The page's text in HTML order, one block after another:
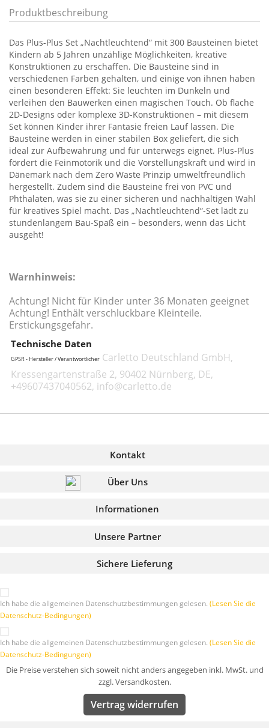
Produktbeschreibung
Das Plus-Plus Set „Nachtleuchtend“ mit 300 Bausteinen bietet
Kindern ab 5 Jahren unzählige Möglichkeiten, kreative
Konstruktionen zu erschaffen. Die Bausteine sind in
verschiedenen Farben gehalten, und einige von ihnen haben
einen besonderen Effekt: Sie leuchten im Dunkeln und
verleihen den Bauwerken einen magischen Touch. Ob flache
2D-Designs oder komplexe 3D-Konstruktionen – mit diesem
Set können Kinder ihrer Fantasie freien Lauf lassen. Die
Bausteine werden in einer stabilen Box geliefert, die sich
ideal zur Aufbewahrung und für unterwegs eignet. Plus-Plus
fördert die Feinmotorik und die Vorstellungskraft und wird in
Dänemark nach dem Zero Waste Prinzip umweltfreundlich
hergestellt. Zudem sind die Bausteine frei von PVC und
Phthalaten, was sie zu einer sicheren und nachhaltigen Wahl
für kreatives Spiel macht. Das „Nachtleuchtend“-Set lädt zu
stundenlangem Bau-Spaß ein – besonders, wenn das Licht
ausgeht!
Warnhinweis:
Achtung! Nicht für Kinder unter 36 Monaten geeignet
Achtung! Enthält verschluckbare Kleinteile.
Erstickungsgefahr.
Technische Daten
GPSR - Hersteller / Verantwortlicher Carletto Deutschland GmbH,
Kressengartenstraße 2, 90402 Nürnberg, DE,
+49607437040562, info@carletto.de
Kontakt
Über Uns
Informationen
Sichere Lieferung
Unsere Partner
Ich habe die allgemeinen Datenschutzbestimmungen gelesen. (Lesen Sie die
Datenschutz-Bedingungen)
Ich habe die allgemeinen Datenschutzbestimmungen gelesen. (Lesen Sie die
Datenschutz-Bedingungen)
Die Preise verstehen sich soweit nicht anders angegeben inkl. MwSt. und
zzgl. Versandkosten.
Vertrag widerrufen